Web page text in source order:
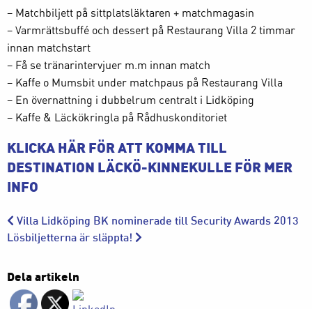
– Matchbiljett på sittplatsläktaren + matchmagasin
– Varmrättsbuffé och dessert på Restaurang Villa 2 timmar
innan matchstart
– Få se tränarintervjuer m.m innan match
– Kaffe o Mumsbit under matchpaus på Restaurang Villa
– En övernattning i dubbelrum centralt i Lidköping
– Kaffe & Läckökringla på Rådhuskonditoriet
KLICKA HÄR FÖR ATT KOMMA TILL
DESTINATION LÄCKÖ-KINNEKULLE FÖR MER
INFO
Villa Lidköping BK nominerade till Security Awards 2013
Lösbiljetterna är släppta!
Dela artikeln